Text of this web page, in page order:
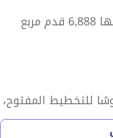
للتخطيط المفتوح،
لكل من الحياة